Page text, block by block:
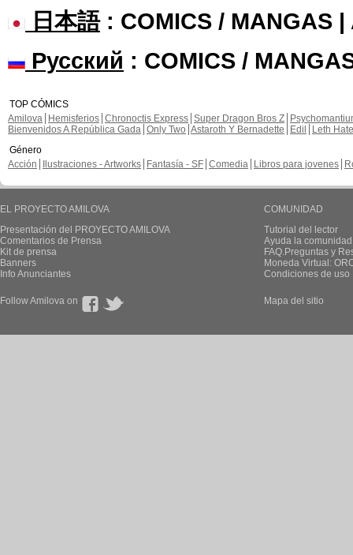
日本語: COMICS / MANGAS |
Русский : COMICS /
TOP CÓMICS
Amilova
Hemisferios Chronoctis Express Super Dragon Bros Z
Bienvenidos A República Gada Only Two Astaroth Y Bernadette Edil
Leth Hate
Género
Acción
Ilustraciones - Artworks Fantasía - SF Comedia Libros para jovenes
EL PROYECTO AMILOVA
Presentación del PROYECTO AMILOVA
Comentarios de Prensa
Kit de prensa
Banners
Info Anunciantes
COMUNIDAD
Tutorial del lector
Ayuda la
FAQ.Preguntas y
Moneda Virtual:
Condiciones de uso
Follow Amilova on Mapa del sitio